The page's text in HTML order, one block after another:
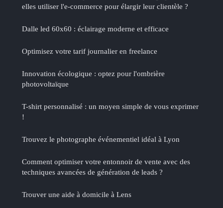
elles utiliser l'e-commerce pour élargir leur clientèle ?
Dalle led 60x60 : éclairage moderne et efficace
Optimisez votre tarif journalier en freelance
Innovation écologique : optez pour l'ombrière
photovoltaïque
T-shirt personnalisé : un moyen simple de vous exprimer
!
Trouvez le photographe événementiel idéal à Lyon
Comment optimiser votre entonnoir de vente avec des
techniques avancées de génération de leads ?
Trouver une aide à domicile à Lens